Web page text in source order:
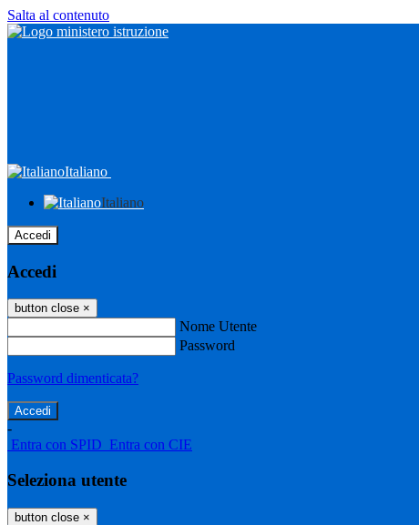
Salta al contenuto
Italiano
Italiano
Accedi
Accedi
button close ×
Nome Utente
Password
Password dimenticata?
-
Entra con SPID Entra con CIE
Seleziona utente
button close ×